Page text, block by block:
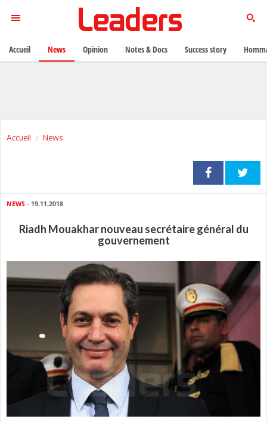
Accueil News
NEWS - 19.11.2018
Riadh Mouakhar nouveau secrétaire général du
gouvernement
Accueil News Opinion Notes & Docs Success story